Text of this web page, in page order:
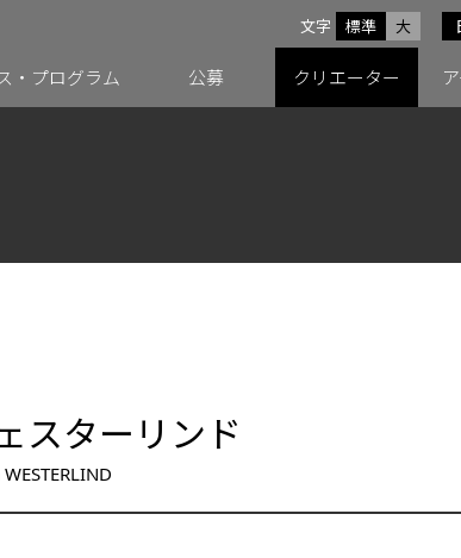
文字サイズ
標準 大
ーツアンドスペース
アーツアンドスペースX
ーアーツアンドスペ
ニュース
セス
・プログラム 公募 クリエーター
スターリンド